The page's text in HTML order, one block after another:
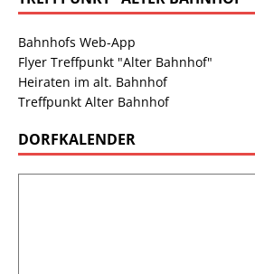
Bahnhofs Web-App
Flyer Treffpunkt "Alter Bahnhof"
Heiraten im alt. Bahnhof
Treffpunkt Alter Bahnhof
DORFKALENDER